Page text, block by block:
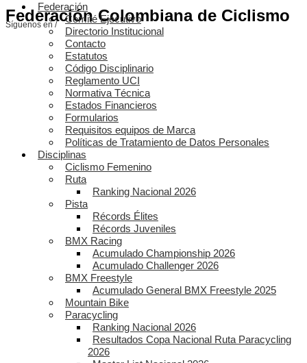
Federación Colombiana de Ciclismo
Síguenos en /
Federación
Comité Ejecutivo
Directorio Institucional
Contacto
Estatutos
Código Disciplinario
Reglamento UCI
Normativa Técnica
Estados Financieros
Formularios
Requisitos equipos de Marca
Políticas de Tratamiento de Datos Personales
Disciplinas
Ciclismo Femenino
Ruta
Ranking Nacional 2026
Pista
Récords Élites
Récords Juveniles
BMX Racing
Acumulado Championship 2026
Acumulado Challenger 2026
BMX Freestyle
Acumulado General BMX Freestyle 2025
Mountain Bike
Paracycling
Ranking Nacional 2026
Resultados Copa Nacional Ruta Paracycling
2026